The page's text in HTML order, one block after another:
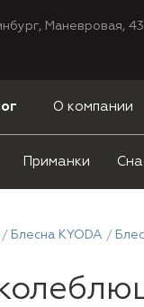
Маневровая,
О компании
Приманки
Блесна KYODA